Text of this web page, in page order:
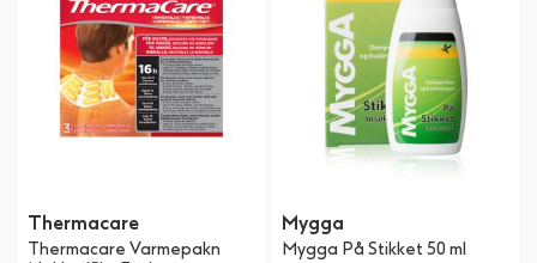
Thermacare
Thermacare Varmepakn
Mygga
Mygga På Stikket 50 ml